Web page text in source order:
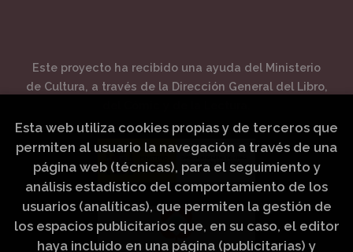
Este proyecto ha recibido una ayuda del Ministerio
de Cultura, a través de la Dirección General del Libro,
Esta web utiliza cookies propias y de terceros que
permiten al usuario la navegación a través de una
página web (técnicas), para el seguimiento y
análisis estadístico del comportamiento de los
usuarios (analíticas), que permiten la gestión de
los espacios publicitarios que, en su caso, el editor
haya incluido en una página (publicitarias) y